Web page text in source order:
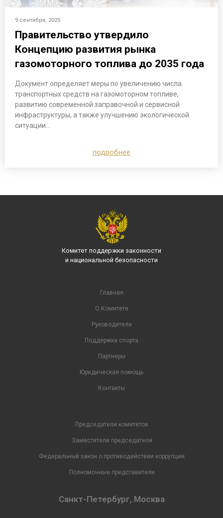
9 сентября, 2025
Правительство утвердило
Концепцию развития рынка
газомоторного топлива до 2035 года
Документ определяет меры по увеличению числа
транспортных средств на газомоторном топливе,
развитию современной заправочной и сервисной
инфраструктуры, а также улучшению экологической
ситуации…
подробнее
Комитет поддержки законности
и национальной безопасности
Главная
О Комитете
Руководители
Поддержка спорта
Партнеры
Юридическая помощь
Контакты
Председатели комитетов
Заместители председателя
Федеральный закон о противодействии коррупции
Полномочные представители
Санкт-Петербург, Москва